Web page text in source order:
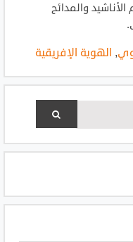
والمدائح
, الهوية الإفريقية